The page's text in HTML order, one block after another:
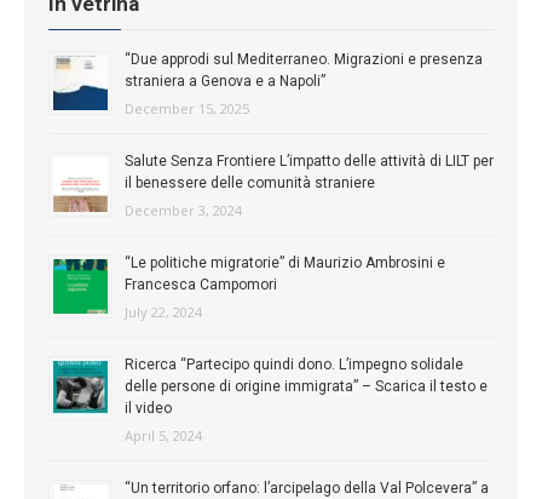
“Due approdi sul Mediterraneo. Migrazioni e presenza
straniera a Genova e a Napoli”
December 15, 2025
Salute Senza Frontiere L’impatto delle attività di LILT per
il benessere delle comunità straniere
December 3, 2024
“Le politiche migratorie” di Maurizio Ambrosini e
Francesca Campomori
July 22, 2024
Ricerca “Partecipo quindi dono. L’impegno solidale
delle persone di origine immigrata” – Scarica il testo e
il video
April 5, 2024
“Un territorio orfano: l’arcipelago della Val Polcevera” a